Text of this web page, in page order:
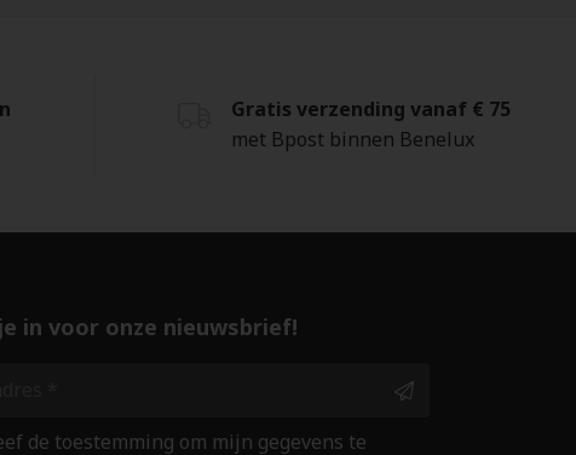
Gratis verzending vanaf € 75
met Bpost binnen Benelux
in voor onze nieuwsbrief!
de toestemming om mijn gegevens te